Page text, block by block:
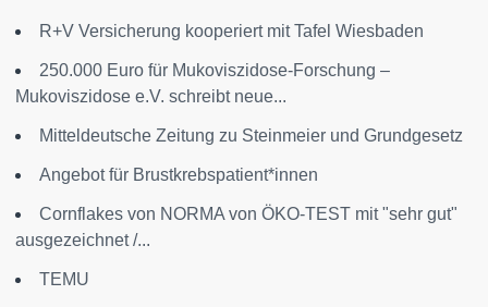
R+V Versicherung kooperiert mit Tafel Wiesbaden
250.000 Euro für Mukoviszidose-Forschung –
Mukoviszidose e.V. schreibt neue...
Mitteldeutsche Zeitung zu Steinmeier und Grundgesetz
Angebot für Brustkrebspatient*innen
Cornflakes von NORMA von ÖKO-TEST mit "sehr gut"
ausgezeichnet /...
TEMU